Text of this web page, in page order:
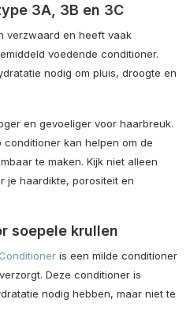
3A, 3B en 3C
verzwaard en heeft vaak
voedende conditioner.
nodig om pluis, droogte en
en gevoeliger voor haarbreuk.
kan helpen om de
te maken. Kijk niet alleen
je haardikte, porositeit en
soepele krullen
is een milde conditioner
Deze conditioner is
nodig hebben, maar niet te